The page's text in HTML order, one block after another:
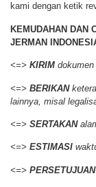
kami dengan ketik
KEMUDAHAN DAN
JERMAN
<=> KIRIM
<=> BERIKAN
lainnya, misal
<=> SERTAKAN
<=> ESTIMASI
<=> PERSETUJUAN